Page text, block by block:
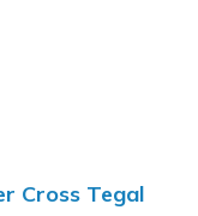
Cross Tegal